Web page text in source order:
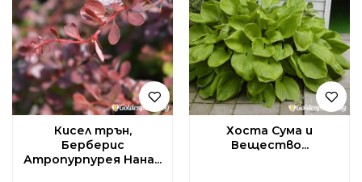
Кисел трън,
Берберис
Атропурпурея Нана...
Хоста Сума и
Вещество...